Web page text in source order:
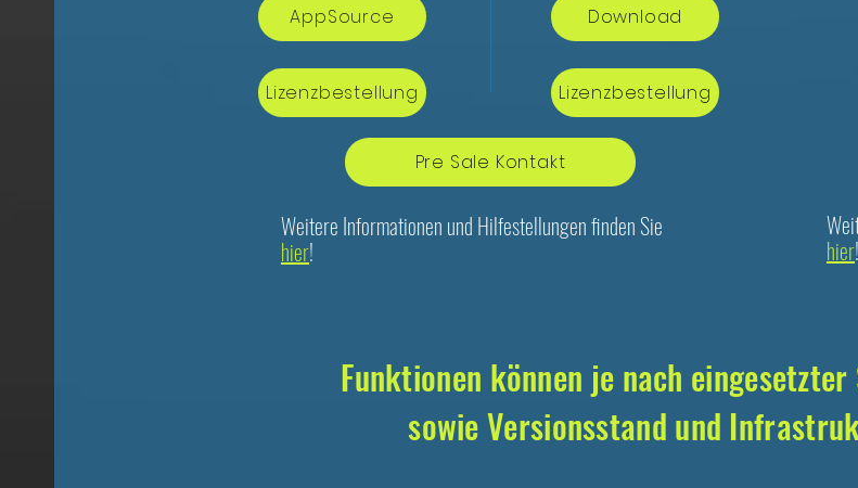
AppSource
Lizenzbestellung
Download
Lizenzbestellung
Pre Sale Kontakt
Weitere Informationen und Hilfestellungen finden Sie
hier!
hier!
Funktionen können je nach
sowie Versionsstand und